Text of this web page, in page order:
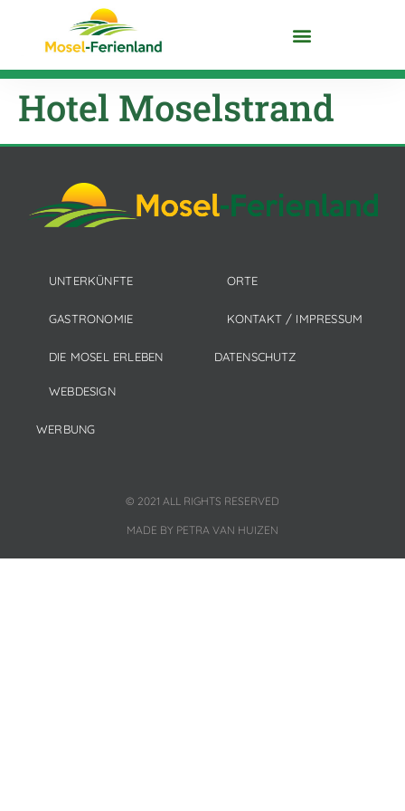
Hotel Moselstrand
UNTERKÜNFTE
GASTRONOMIE
DIE MOSEL ERLEBEN
ORTE
KONTAKT / IMPRESSUM
DATENSCHUTZ
WEBDESIGN
WERBUNG
© 2021 ALL RIGHTS RESERVED
MADE BY PETRA VAN HUIZEN